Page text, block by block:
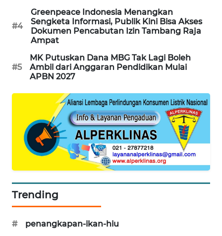
#4
Greenpeace Indonesia Menangkan
Sengketa Informasi, Publik Kini Bisa Akses
Dokumen Pencabutan Izin Tambang Raja
Ampat
#5
MK Putuskan Dana MBG Tak Lagi Boleh
Ambil dari Anggaran Pendidikan Mulai
APBN 2027
Trending
# penangkapan-ikan-hiu
PERAPKI
NEWS
SONYA
ASA
NEWS